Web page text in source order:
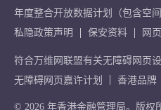
年度整合开放数据计划（包含空间
私隐政策声明
保安资料 网
符合万维网联盟有关无障碍网页
无障碍网页嘉许计划
香港品牌
© 2026 年香港金融管理局。版权